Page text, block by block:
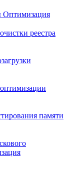
Оптимизация
реестра
памяти